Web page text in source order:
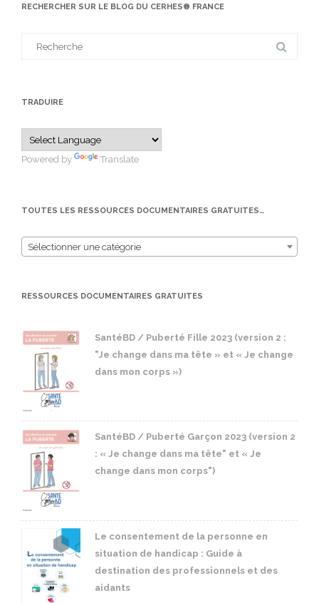
RECHERCHER SUR LE BLOG DU CERHES® FRANCE
TRADUIRE
Powered by Translate
TOUTES LES RESSOURCES DOCUMENTAIRES GRATUITES…
Sélectionner une catégorie
RESSOURCES DOCUMENTAIRES GRATUITES
SantéBD / Puberté Fille 2023 (version 2 :
"Je change dans ma tête » et « Je change
dans mon corps »)
SantéBD / Puberté Garçon 2023 (version 2
: « Je change dans ma tête" et « Je
change dans mon corps")
Le consentement de la personne en
situation de handicap : Guide à
destination des professionnels et des
aidants